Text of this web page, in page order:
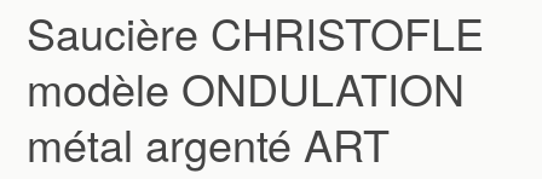
Saucière CHRISTOFLE
modèle ONDULATION
métal argenté ART